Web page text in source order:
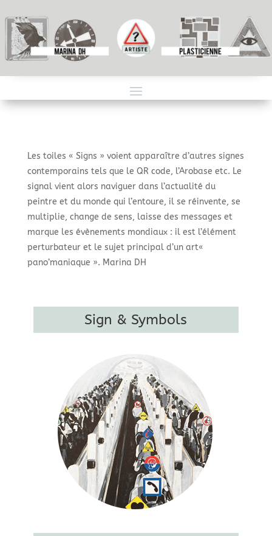
Les toiles « Signs » voient apparaître d’autres signes
contemporains tels que le QR code, l’Arobase etc. Le
signal vient alors naviguer dans l’actualité du
peintre et du monde qui l’entoure, il se réinvente, se
multiplie, change de sens, laisse des messages et
marque les évènements mondiaux : il est l’élément
perturbateur et le sujet principal d’un art«
pano’maniaque ». Marina DH
Sign & Symbols